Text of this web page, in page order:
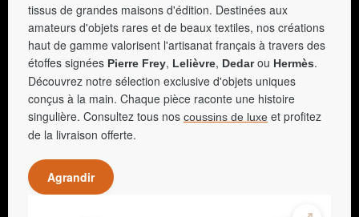
tissus de grandes maisons d'édition. Destinées aux
amateurs d'objets rares et de beaux textiles, nos créations
haut de gamme valorisent l'artisanat français à travers des
étoffes signées Pierre Frey, Lelièvre, Dedarou Hermès.
Découvrez notre sélection exclusive d'objets uniques
conçus à la main. Chaque pièce raconte une histoire
singulière. Consultez tous nos coussins de luxe et profitez
de la livraison offerte.
Agrandir